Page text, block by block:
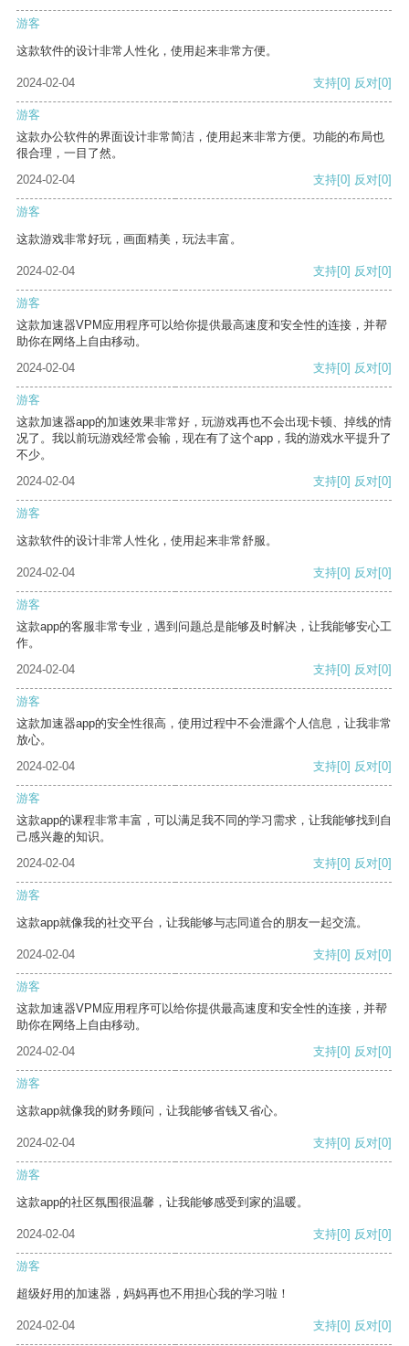
游客
这款软件的设计非常人性化，使用起来非常方便。
2024-02-04 支持[0] 反对[0]
游客
这款办公软件的界面设计非常简洁，使用起来非常方便。功能的布局也
很合理，一目了然。
2024-02-04
支持[0] 反对[0]
游客
这款游戏非常好玩，画面精美，玩法丰富。
2024-02-04 支持[0] 反对[0]
游客
这款加速器VPM应用程序可以给你提供最高速度和安全性的连接，并帮
助你在网络上自由移动。
2024-02-04
支持[0] 反对[0]
游客
这款加速器app的加速效果非常好，玩游戏再也不会出现卡顿、掉线的情
况了。我以前玩游戏经常会输，现在有了这个app，我的游戏水平提升了
不少。
2024-02-04
支持[0] 反对[0]
游客
这款软件的设计非常人性化，使用起来非常舒服。
2024-02-04 支持[0] 反对[0]
游客
这款app的客服非常专业，遇到问题总是能够及时解决，让我能够安心工
作。
2024-02-04
支持[0] 反对[0]
游客
这款加速器app的安全性很高，使用过程中不会泄露个人信息，让我非常
放心。
2024-02-04
支持[0] 反对[0]
游客
这款app的课程非常丰富，可以满足我不同的学习需求，让我能够找到自
己感兴趣的知识。
2024-02-04
支持[0] 反对[0]
游客
这款app就像我的社交平台，让我能够与志同道合的朋友一起交流。
2024-02-04 支持[0] 反对[0]
游客
这款加速器VPM应用程序可以给你提供最高速度和安全性的连接，并帮
助你在网络上自由移动。
2024-02-04
支持[0] 反对[0]
游客
这款app就像我的财务顾问，让我能够省钱又省心。
2024-02-04 支持[0] 反对[0]
游客
这款app的社区氛围很温馨，让我能够感受到家的温暖。
2024-02-04 支持[0] 反对[0]
游客
超级好用的加速器，妈妈再也不用担心我的学习啦！
2024-02-04 支持[0] 反对[0]